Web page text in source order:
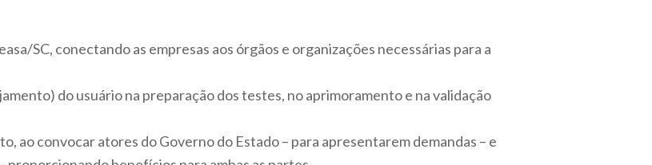
SC, conectando as empresas aos órgãos e organizações necessárias para a
do usuário na preparação dos testes, no aprimoramento e na validação
ao convocar atores do Governo do Estado – para apresentarem demandas – e